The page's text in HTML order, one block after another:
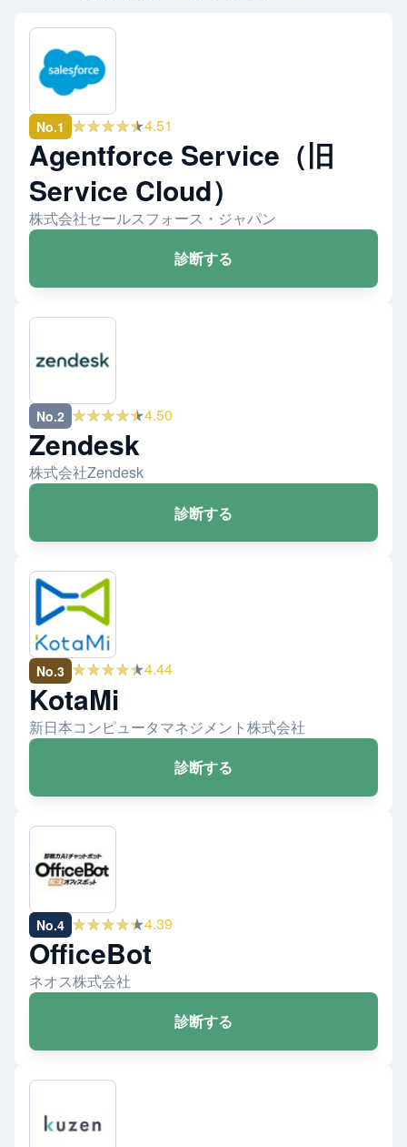
No.1 ★★★★★4.51
Agentforce Service（旧
Service Cloud）
株式会社セールスフォース・ジャパン
診断する
No.2 ★★★★★4.50
Zendesk
株式会社Zendesk
診断する
No.3 ★★★★★4.44
KotaMi
新日本コンピュータマネジメント株式会社
診断する
No.4 ★★★★★4.39
OfficeBot
ネオス株式会社
診断する